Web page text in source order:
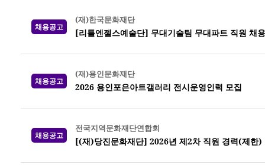
채용공고
(재)한국문화재단
[리틀엔젤스예술단] 무대기술팀 무대파트 직원 채용
채용공고
(재)용인문화재단
2026 용인포은아트갤러리 전시운영인력 모집
채용공고
전국지역문화재단연합회
[(재)당진문화재단] 2026년 제2차 직원 경력(제한)